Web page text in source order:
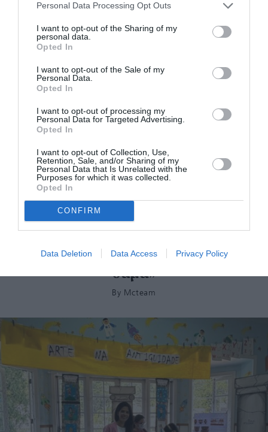
Personal Data Processing Opt Outs
I want to opt-out of the Sharing of my
personal data.
Opted In
I want to opt-out of the Sale of my
Personal Data.
Opted In
I want to opt-out of processing my
Personal Data for Targeted Advertising.
Opted In
I want to opt-out of Collection, Use,
Retention, Sale, and/or Sharing of my
Personal Data that Is Unrelated with the
Purposes for which it was collected.
Opted In
CONFIRM
Data Deletion Data Access Privacy Policy
Τι είχε γράψει ο Νίκος
Καζαντζάκης για τα μάρμαρα του
Παρθενώνα στο Βρετανικό
Μουσείο: «Αυτό είναι το ελληνικό
θάμα»
By Mcteam